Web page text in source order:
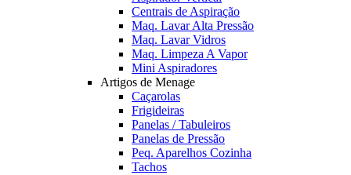
Centrais de Aspiração
Maq. Lavar Alta Pressão
Maq. Lavar Vidros
Maq. Limpeza A Vapor
Mini Aspiradores
Artigos de Menage
Caçarolas
Frigideiras
Panelas / Tabuleiros
Panelas de Pressão
Peq. Aparelhos Cozinha
Tachos